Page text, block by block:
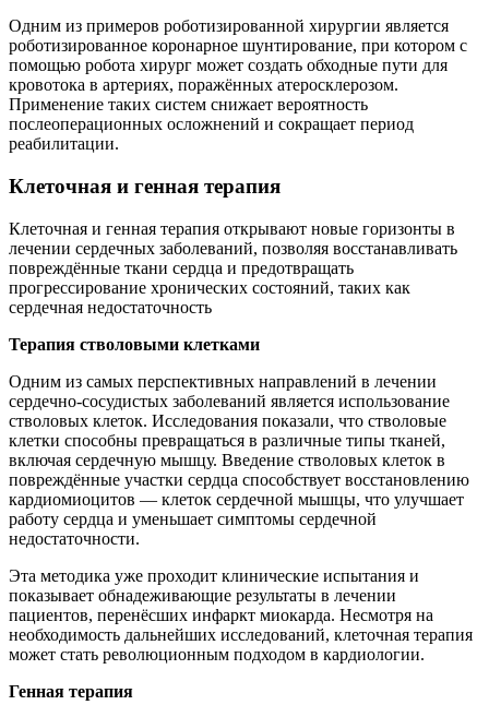
Одним из примеров роботизированной хирургии является
роботизированное коронарное шунтирование, при котором с
помощью робота хирург может создать обходные пути для
кровотока в артериях, поражённых атеросклерозом.
Применение таких систем снижает вероятность
послеоперационных осложнений и сокращает период
реабилитации.
Клеточная и генная терапия
Клеточная и генная терапия открывают новые горизонты в
лечении сердечных заболеваний, позволяя восстанавливать
повреждённые ткани сердца и предотвращать
прогрессирование хронических состояний, таких как
сердечная недостаточность
Терапия стволовыми клетками
Одним из самых перспективных направлений в лечении
сердечно-сосудистых заболеваний является использование
стволовых клеток. Исследования показали, что стволовые
клетки способны превращаться в различные типы тканей,
включая сердечную мышцу. Введение стволовых клеток в
повреждённые участки сердца способствует восстановлению
кардиомиоцитов — клеток сердечной мышцы, что улучшает
работу сердца и уменьшает симптомы сердечной
недостаточности.
Эта методика уже проходит клинические испытания и
показывает обнадеживающие результаты в лечении
пациентов, перенёсших инфаркт миокарда. Несмотря на
необходимость дальнейших исследований, клеточная терапия
может стать революционным подходом в кардиологии.
Генная терапия